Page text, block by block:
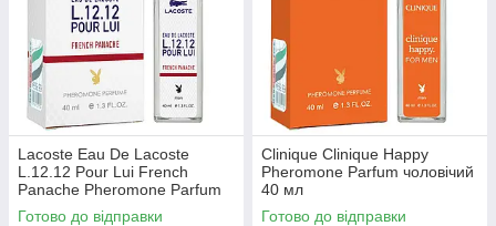
Lacoste Eau De Lacoste
L.12.12 Pour Lui French
Panache Pheromone Parfum
мужской 40 мл
Готово до відправки
Clinique Clinique Happy
Pheromone Parfum чоловічий
40 мл
Готово до відправки